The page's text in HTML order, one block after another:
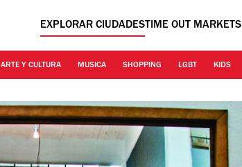
EXPLORAR CIUDADESTIME OUT MARKETS
ARTE Y CULTURA MUSICA SHOPPING LGBT KIDS